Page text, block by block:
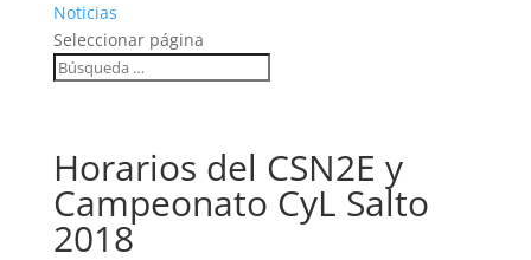
Noticias
Seleccionar página
Horarios del CSN2E y
Campeonato CyL Salto
2018